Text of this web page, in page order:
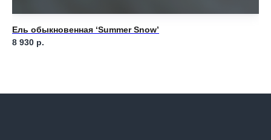
Ель обыкновенная ‘Summer Snow’
8 930 р.